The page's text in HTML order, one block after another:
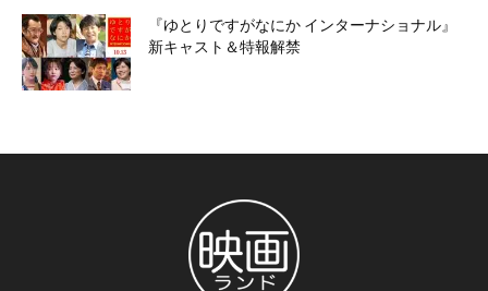
『ゆとりですがなにか インターナショナル』
新キャスト＆特報解禁